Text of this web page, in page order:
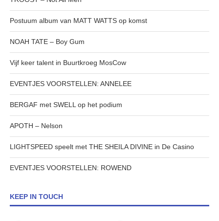
Postuum album van MATT WATTS op komst
NOAH TATE – Boy Gum
Vijf keer talent in Buurtkroeg MosCow
EVENTJES VOORSTELLEN: ANNELEE
BERGAF met SWELL op het podium
APOTH – Nelson
LIGHTSPEED speelt met THE SHEILA DIVINE in De Casino
EVENTJES VOORSTELLEN: ROWEND
KEEP IN TOUCH